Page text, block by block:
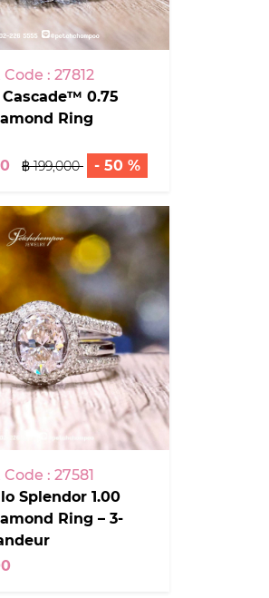
: 27812
0.75
Ring
฿ 199,000 - 50 %
: 27581
Splendor 1.00
Ring – 3-